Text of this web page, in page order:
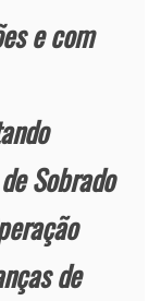
e com
Sobrado
de